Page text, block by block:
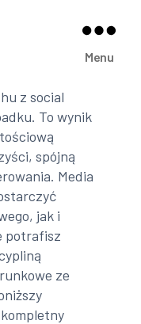
Menu
z social
To wynik
spójną
Media
jak i
potrafisz
ze